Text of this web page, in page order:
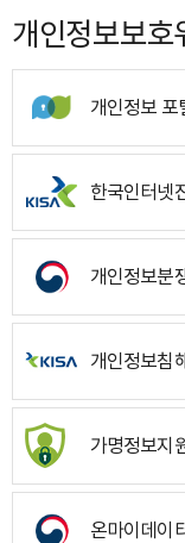
개인정보보호
개인정보 포
한국인터넷
개인정보분
개인정보침
가명정보지
온마이데이